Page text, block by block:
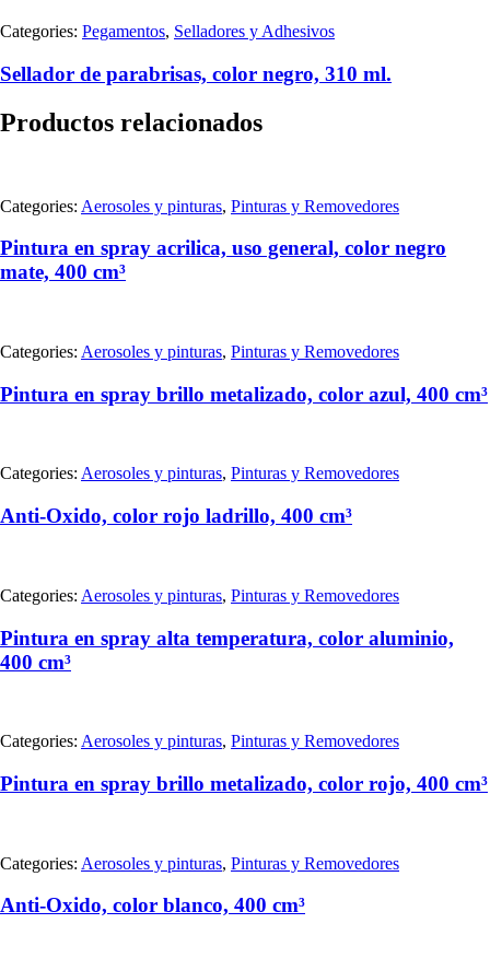
Categories: Pegamentos, Selladores y Adhesivos
Sellador de parabrisas, color negro, 310 ml.
Productos relacionados
Categories: Aerosoles y pinturas, Pinturas y Removedores
Pintura en spray acrilica, uso general, color negro
mate, 400 cm³
Categories: Aerosoles y pinturas, Pinturas y Removedores
Pintura en spray brillo metalizado, color azul, 400 cm³
Categories: Aerosoles y pinturas, Pinturas y Removedores
Anti-Oxido, color rojo ladrillo, 400 cm³
Categories: Aerosoles y pinturas, Pinturas y Removedores
Pintura en spray alta temperatura, color aluminio,
400 cm³
Categories: Aerosoles y pinturas, Pinturas y Removedores
Pintura en spray brillo metalizado, color rojo, 400 cm³
Categories: Aerosoles y pinturas, Pinturas y Removedores
Anti-Oxido, color blanco, 400 cm³